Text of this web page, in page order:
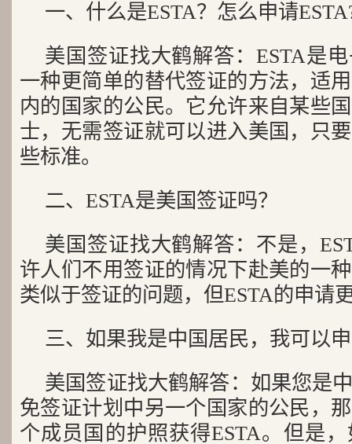
一、什么是ESTA？怎么申请
美国签证找大鹤解答：ESTA是
一种更简单的替代签证的方法，适
内的国家的公民。它允许来自某些
士，无需签证就可以进入美国，只
些标准。
二、ESTA是美国签证吗？
美国签证找大鹤解答：不是，
许人们不用签证的情况下赴美的一
类似于签证的问题，但ESTA的申请
三、如果我是中国居民，我可以
美国签证找大鹤解答：如果您是
免签证计划中另一个国家的公民，
个成员国的护照获得ESTA。但是